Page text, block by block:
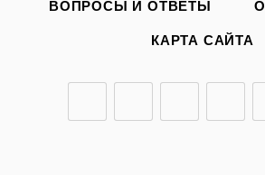
ВОПРОСЫ И ОТВЕТЫ
КАРТА САЙТА